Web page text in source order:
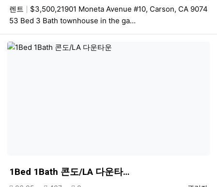
렌트
$3,500,21901 Moneta Avenue #10, Carson, CA 9074
53 Bed 3 Bath townhouse in the ga…
1Bed 1Bath 콘도/LA 다운타…